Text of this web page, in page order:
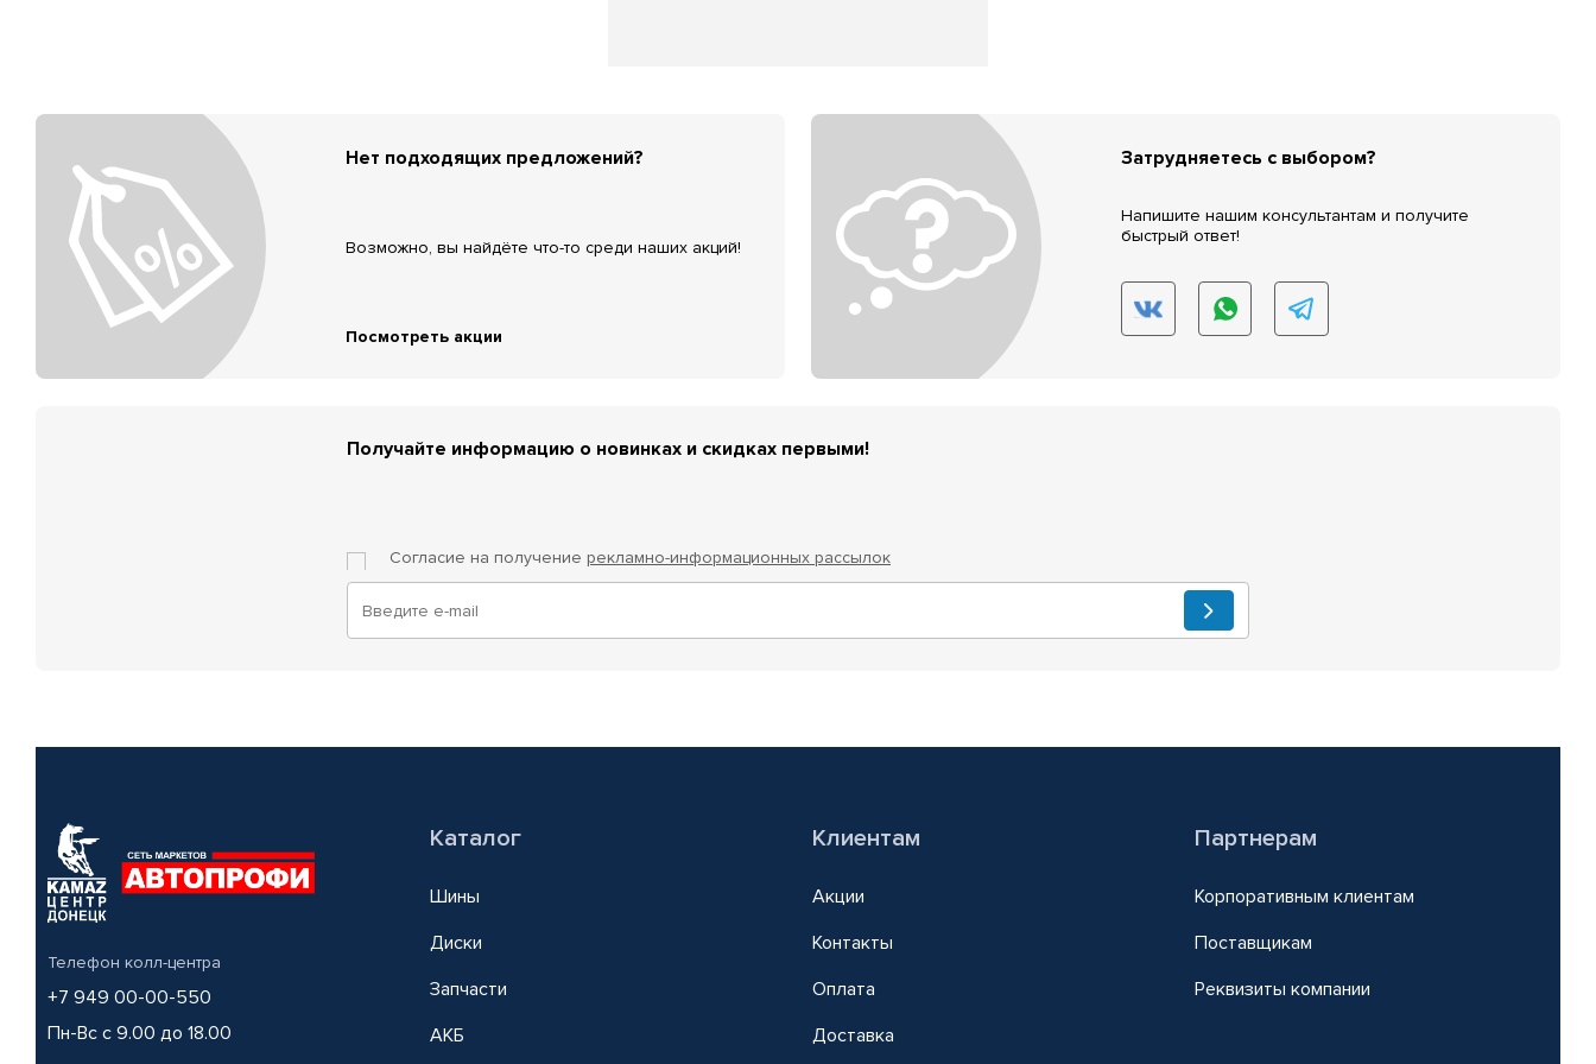
Нет подходящих предложений?
Возможно, вы найдёте что-то среди наших акций!
Посмотреть акции
Затрудняетесь с выбором?
Напишите нашим консультантам и получите
быстрый ответ!
Получайте информацию о новинках и скидках первыми!
Согласие на получение рекламно-информационных рассылок
Телефон колл-центра
+7 949 00-00-550
Пн-Вс с 9.00 до 18.00
Каталог
Шины
Диски
Запчасти
АКБ
Клиентам
Акции
Контакты
Оплата
Доставка
Партнерам
Корпоративным клиентам
Поставщикам
Реквизиты компании